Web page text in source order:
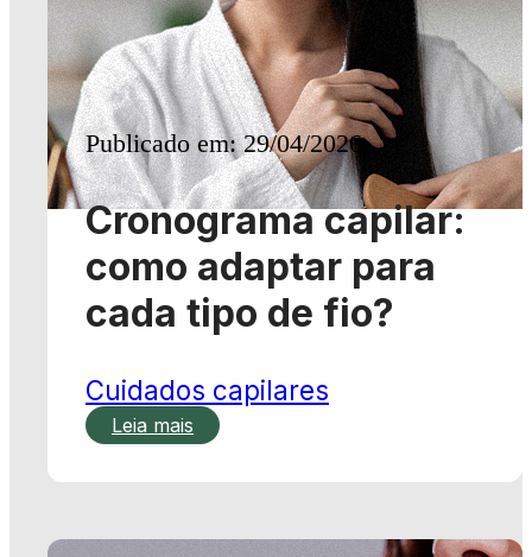
Cronograma capilar:
como adaptar para
cada tipo de fio?
Cuidados capilares
Leia mais